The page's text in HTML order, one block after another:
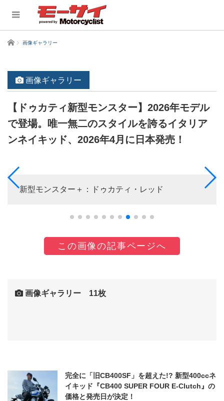
ホーム 画像ギャラリー
画像ギャラリー
【ドゥカティ新型モンスター】2026年モデル
で登場。唯一無二のスタイルを誇るイタリア
ンネイキッド、2026年4月に日本発売！
新型モンスター＋：ドゥカティ・レッド
この画像の記事ページへ
画像ギャラリー 11枚
完全に「旧CB400SF」を超えた!? 新型400ccネ
イキッド『CB400 SUPER FOUR E-Clutch』の
価格と発売日が決定！